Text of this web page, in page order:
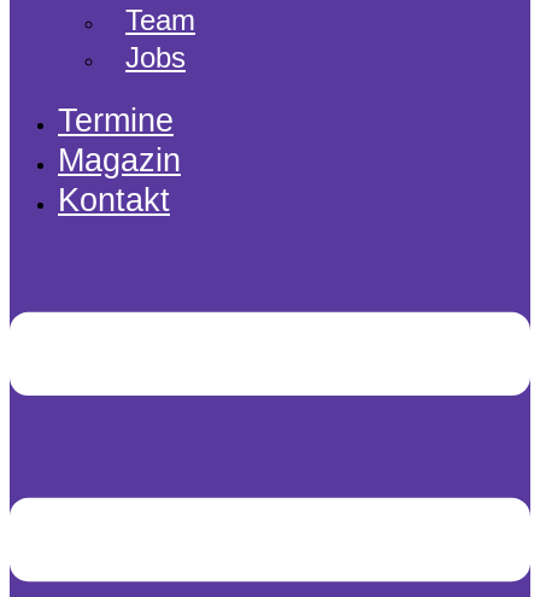
Team
Jobs
Termine
Magazin
Kontakt